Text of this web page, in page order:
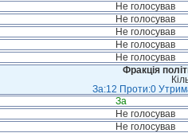
Не голосував
Не голосував
Не голосував
Не голосував
Не голосував
Фракція
За:12 Проти:0
За
Не голосував
Не голосував